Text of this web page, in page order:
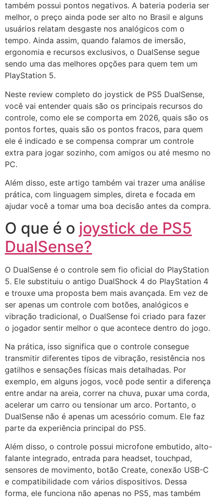
também possui pontos negativos. A bateria poderia ser
melhor, o preço ainda pode ser alto no Brasil e alguns
usuários relatam desgaste nos analógicos com o
tempo. Ainda assim, quando falamos de imersão,
ergonomia e recursos exclusivos, o DualSense segue
sendo uma das melhores opções para quem tem um
PlayStation 5.
Neste review completo do joystick de PS5 DualSense,
você vai entender quais são os principais recursos do
controle, como ele se comporta em 2026, quais são os
pontos fortes, quais são os pontos fracos, para quem
ele é indicado e se compensa comprar um controle
extra para jogar sozinho, com amigos ou até mesmo no
PC.
Além disso, este artigo também vai trazer uma análise
prática, com linguagem simples, direta e focada em
ajudar você a tomar uma boa decisão antes da compra.
O que é o joystick de PS5
DualSense?
O DualSense é o controle sem fio oficial do PlayStation
5. Ele substituiu o antigo DualShock 4 do PlayStation 4
e trouxe uma proposta bem mais avançada. Em vez de
ser apenas um controle com botões, analógicos e
vibração tradicional, o DualSense foi criado para fazer
o jogador sentir melhor o que acontece dentro do jogo.
Na prática, isso significa que o controle consegue
transmitir diferentes tipos de vibração, resistência nos
gatilhos e sensações físicas mais detalhadas. Por
exemplo, em alguns jogos, você pode sentir a diferença
entre andar na areia, correr na chuva, puxar uma corda,
acelerar um carro ou tensionar um arco. Portanto, o
DualSense não é apenas um acessório comum. Ele faz
parte da experiência principal do PS5.
Além disso, o controle possui microfone embutido, alto-
falante integrado, entrada para headset, touchpad,
sensores de movimento, botão Create, conexão USB-C
e compatibilidade com vários dispositivos. Dessa
forma, ele funciona não apenas no PS5, mas também